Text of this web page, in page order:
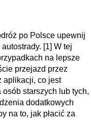
po Polsce upewnij
[1] W tej
na lepsze
przejazd przez
aplikacji, co jest
starszych lub tych,
dodatkowych
na to, jak płacić za